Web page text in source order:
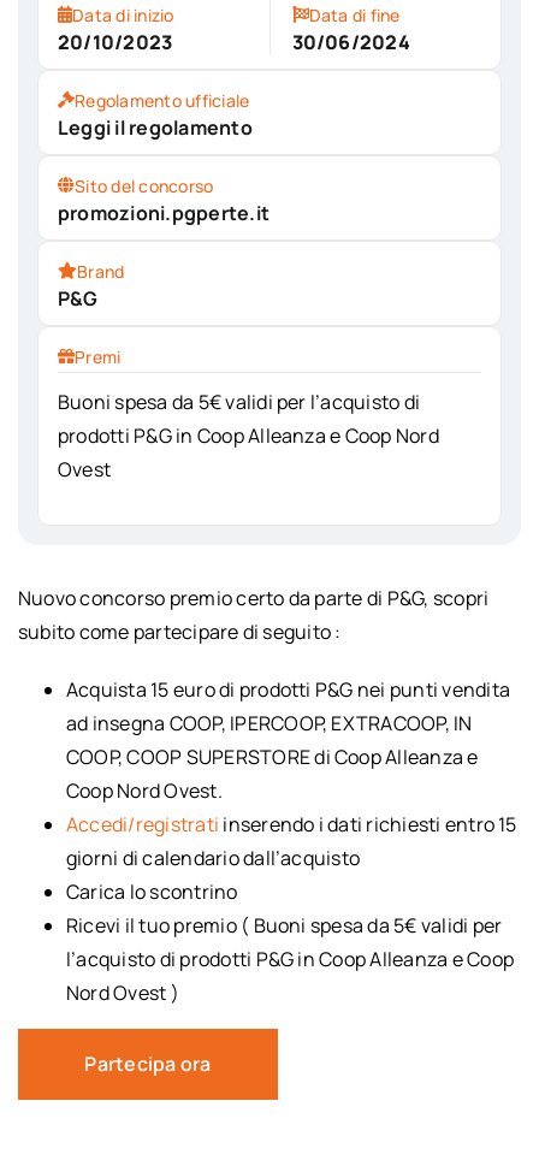
Data di inizio
20/10/2023
Data di fine
30/06/2024
Regolamento ufficiale
Leggi il regolamento
Sito del concorso
promozioni.pgperte.it
Brand
P&G
Premi
Buoni spesa da 5€ validi per l’acquisto di
prodotti P&G in Coop Alleanza e Coop Nord
Ovest
Nuovo concorso premio certo da parte di P&G, scopri
subito come partecipare di seguito :
Acquista 15 euro di prodotti P&G nei punti vendita
ad insegna COOP, IPERCOOP, EXTRACOOP, IN
COOP, COOP SUPERSTORE di Coop Alleanza e
Coop Nord Ovest.
Accedi/registrati inserendo i dati richiesti entro 15
giorni di calendario dall’acquisto
Carica lo scontrino
Ricevi il tuo premio ( Buoni spesa da 5€ validi per
l’acquisto di prodotti P&G in Coop Alleanza e Coop
Nord Ovest )
Partecipa ora